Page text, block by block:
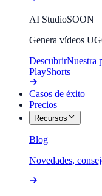
AI StudioSOON
Genera vídeos
DescubrirNuestra
PlayShorts
Casos de éxito
Precios
Recursos
Blog
Novedades,